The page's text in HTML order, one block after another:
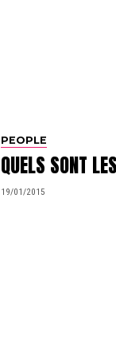
PEOPLE
QUELS SONT
19/01/2015